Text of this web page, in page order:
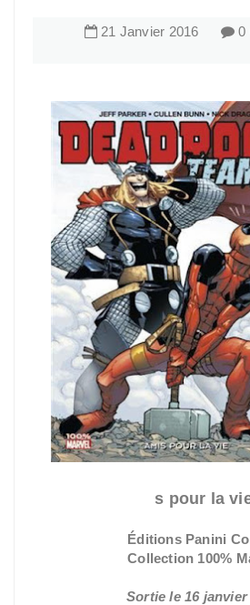
21 Janvier 2016 0
s pour la
Éditions Panini
Collection 100%
Sortie le 16 janvier